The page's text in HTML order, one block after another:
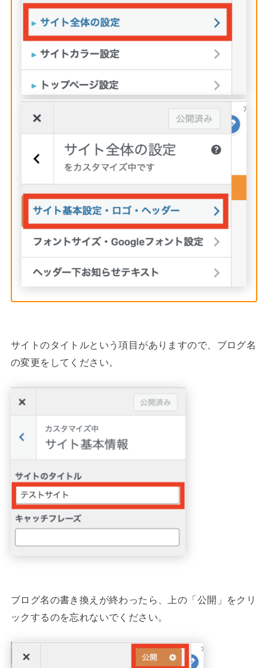
サイトのタイトルという項目がありますので、ブログ名
の変更をしてください。
ブログ名の書き換えが終わったら、上の「公開」をクリ
ックするのを忘れないでください。